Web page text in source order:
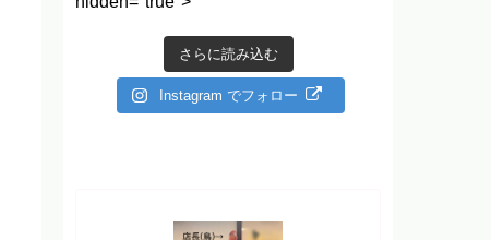
さらに読み込む
Instagram でフォロー